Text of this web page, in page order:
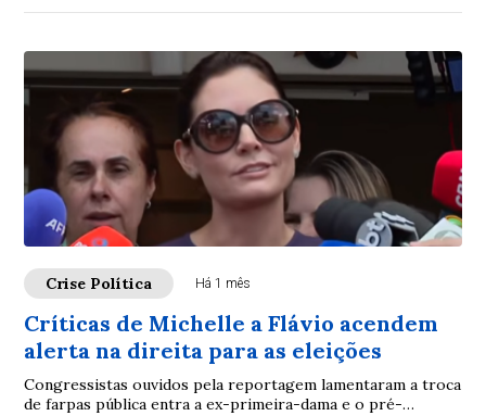
Crise Política Há 1 mês
Críticas de Michelle a Flávio acendem
alerta na direita para as eleições
Congressistas ouvidos pela reportagem lamentaram a troca
de farpas pública entra a ex-primeira-dama e o pré-